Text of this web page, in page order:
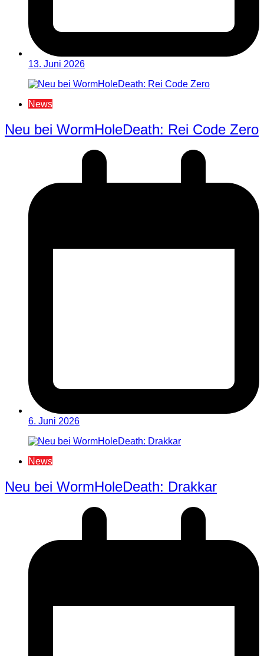
13. Juni 2026
News
Neu bei WormHoleDeath: Rei Code Zero
6. Juni 2026
News
Neu bei WormHoleDeath: Drakkar